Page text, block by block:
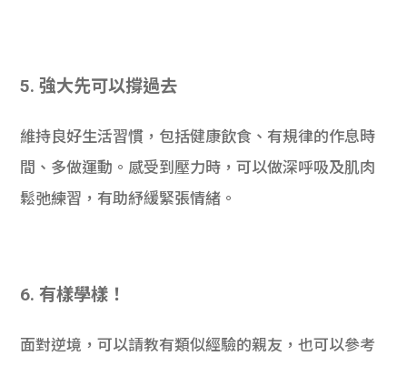
5. 強大先可以撐過去
維持良好生活習慣，包括健康飲食、有規律的作息時
間、多做運動。感受到壓力時，可以做深呼吸及肌肉
鬆弛練習，有助紓緩緊張情緒。
6.有樣學樣！
面對逆境，可以請教有類似經驗的親友，也可以參考